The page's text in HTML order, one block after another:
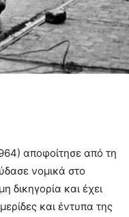
αποφοίτησε από τη
νομικά στο
δικηγορία και έχει
και έντυπα της